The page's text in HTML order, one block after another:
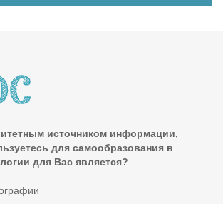
источником информации,
для самообразования в
для Вас является?